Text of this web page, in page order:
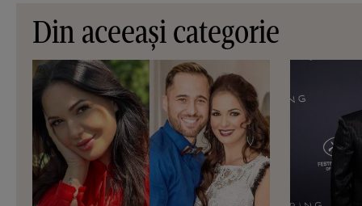
Din aceeași categorie